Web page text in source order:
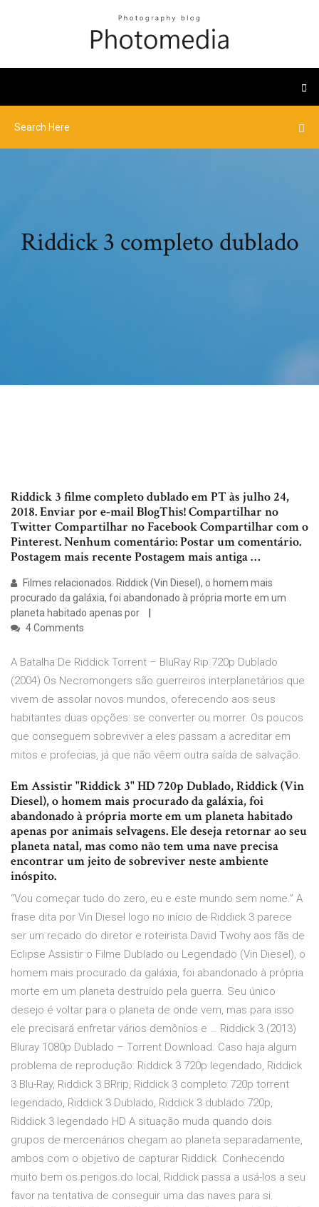
Riddick 3 completo dublado
Riddick 3 filme completo dublado em PT às julho 24,
2018. Enviar por e-mail BlogThis! Compartilhar no
Twitter Compartilhar no Facebook Compartilhar com o
Pinterest. Nenhum comentário: Postar um comentário.
Postagem mais recente Postagem mais antiga …
Filmes relacionados. Riddick (Vin Diesel), o homem mais
procurado da galáxia, foi abandonado à própria morte em um
planeta habitado apenas por
4 Comments
A Batalha De Riddick Torrent – BluRay Rip 720p Dublado
(2004) Os Necromongers são guerreiros interplanetários que
vivem de assolar novos mundos, oferecendo aos seus
habitantes duas opções: se converter ou morrer. Os poucos
que conseguem sobreviver a eles passam a acreditar em
mitos e profecias, já que não vêem outra saída de salvação.
Em Assistir "Riddick 3" HD 720p Dublado, Riddick (Vin
Diesel), o homem mais procurado da galáxia, foi
abandonado à própria morte em um planeta habitado
apenas por animais selvagens. Ele deseja retornar ao seu
planeta natal, mas como não tem uma nave precisa
encontrar um jeito de sobreviver neste ambiente
inóspito.
“Vou começar tudo do zero, eu e este mundo sem nome.” A
frase dita por Vin Diesel logo no início de Riddick 3 parece
ser um recado do diretor e roteirista David Twohy aos fãs de
Eclipse Assistir o Filme Dublado ou Legendado (Vin Diesel), o
homem mais procurado da galáxia, foi abandonado à própria
morte em um planeta destruído pela guerra. Seu único
desejo é voltar para o planeta de onde vem, mas para isso
ele precisará enfretar vários demônios e … Riddick 3 (2013)
Bluray 1080p Dublado – Torrent Download. Caso haja algum
problema de reprodução: Riddick 3 720p legendado, Riddick
3 Blu-Ray, Riddick 3 BRrip, Riddick 3 completo 720p torrent
legendado, Riddick 3 Dublado, Riddick 3 dublado 720p,
Riddick 3 legendado HD A situação muda quando dois
grupos de mercenários chegam ao planeta separadamente,
ambos com o objetivo de capturar Riddick. Conhecendo
muito bem os perigos do local, Riddick passa a usá-los a seu
favor na tentativa de conseguir uma das naves para si.